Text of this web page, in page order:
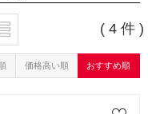
( 4 件 )
価格高い順 おすすめ順